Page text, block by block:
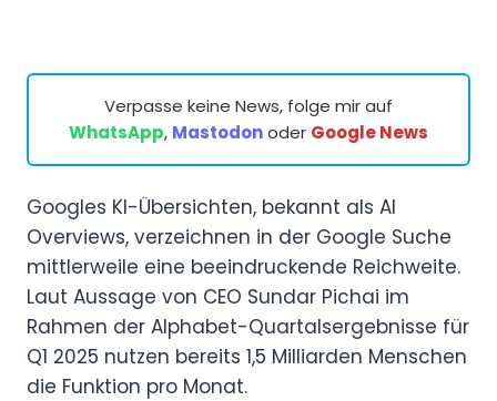
Verpasse keine News, folge mir auf
WhatsApp, Mastodonoder Google News
Googles KI-Übersichten, bekannt als AI
Overviews, verzeichnen in der Google Suche
mittlerweile eine beeindruckende Reichweite.
Laut Aussage von CEO Sundar Pichai im
Rahmen der Alphabet-Quartalsergebnisse für
Q1 2025 nutzen bereits 1,5 Milliarden Menschen
die Funktion pro Monat.